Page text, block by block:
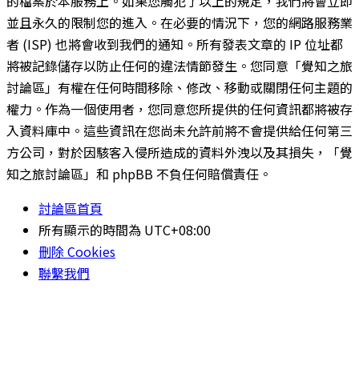
並且永久的限制您的進入。在必要的情況下，您的網路服務業
者 (ISP) 也將會收到我們的通知。所有發表文章的 IP 位址都
將被記錄儲存以防止任何的違法情節發生。您同意「覺知之旅
討論區」有權在任何時間移除、修改、移動或關閉任何主題的
權力。作為一個使用者，您同意您所提供的任何資訊都將被存
入資料庫中。這些資訊在您尚未允許前將不會提供給任何第三
方公司，對於因駭客入侵所造成的資料外洩以及其損失，「覺
知之旅討論區」和 phpBB 不負任何賠償責任。
討論區首頁
所有顯示的時間為 UTC+08:00
刪除 Cookies
聯繫我們